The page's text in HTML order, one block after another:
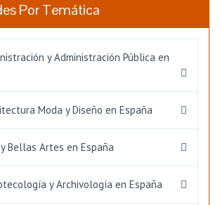
Por Temática
y Administración Pública en
Moda y Diseño en España
Bellas Artes en España
y Archivología en España